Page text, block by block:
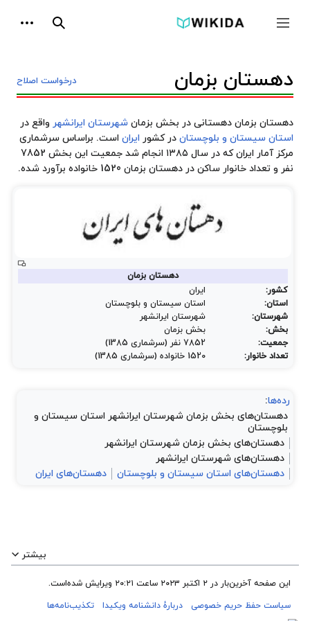
جمع و باز کردن نوار کناری جستجو
درخواست اصلاح دهستان بزمان
دهستان بزمان دهستانی در بخش بزمان شهرستان ایرانشهر واقع در
استان سیستان و بلوچستان در کشور ایران است. براساس سرشماری
مرکز آمار ایران که در سال ۱۳۸۵ انجام شد جمعیت این بخش 7852
نفر و تعداد خانوار ساکن در دهستان بزمان 1520 خانواده برآورد شده.
دهستان بزمان
کشور:
ایران
استان:
استان سیستان و بلوچستان
شهرستان:
شهرستان ایرانشهر
بخش:
بخش بزمان
جمعیت:
7852 نفر (سرشماری 1385)
تعداد خانوار:
1520 خانواده (سرشماری 1385)
رده‌ها:
دهستان‌های بخش بزمان شهرستان ایرانشهر استان سیستان و
بلوچستان
دهستان‌های بخش بزمان شهرستان ایرانشهر
دهستان‌های شهرستان ایرانشهر
دهستان‌های استان سیستان و بلوچستان
دهستان‌های ایران
بیشتر
این صفحه آخرین‌بار در ‏۲ اکتبر ۲۰۲۳ ساعت ‏۲۰:۲۱ ویرایش شده‌است.
سیاست حفظ حریم خصوصی
دربارهٔ دانشنامه ویکیدا تکذیب‌نامه‌ها